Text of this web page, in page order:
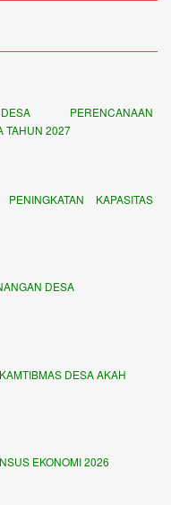
PERENCANAAN
TAHUN 2027
KAPASITAS
DESA
DESA AKAH
EKONOMI 2026